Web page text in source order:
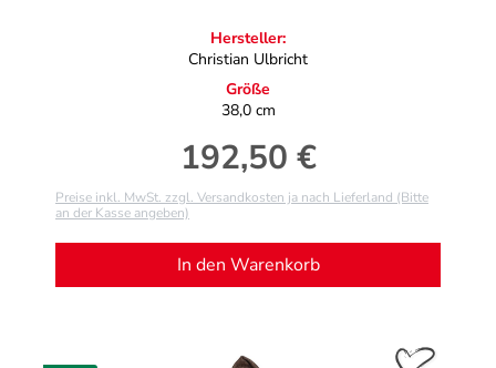
Hersteller:
Christian Ulbricht
Größe
38,0 cm
Regulärer Preis:
192,50 €
Preise inkl. MwSt. zzgl. Versandkosten ja nach Lieferland (Bitte
an der Kasse angeben)
In den Warenkorb